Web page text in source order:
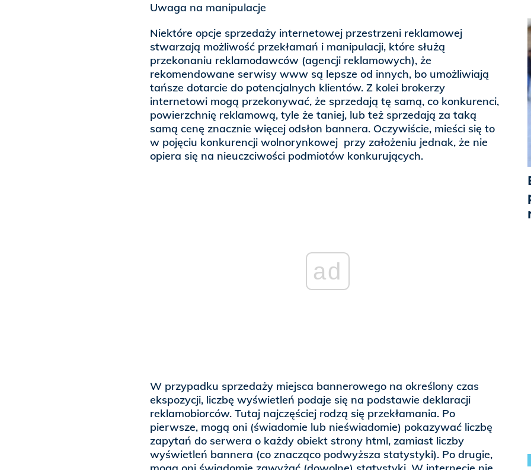
Uwaga na manipulacje
Niektóre opcje sprzedaży internetowej przestrzeni reklamowej
stwarzają możliwość przekłamań i manipulacji, które służą
przekonaniu reklamodawców (agencji reklamowych), że
rekomendowane serwisy www są lepsze od innych, bo umożliwiają
tańsze dotarcie do potencjalnych klientów. Z kolei brokerzy
internetowi mogą przekonywać, że sprzedają tę samą, co konkurenci,
powierzchnię reklamową, tyle że taniej, lub też sprzedają za taką
samą cenę znacznie więcej odsłon bannera. Oczywiście, mieści się to
w pojęciu konkurencji wolnorynkowej  przy założeniu jednak, że nie
opiera się na nieuczciwości podmiotów konkurujących.
ad
W przypadku sprzedaży miejsca bannerowego na określony czas
ekspozycji, liczbę wyświetleń podaje się na podstawie deklaracji
reklamobiorców. Tutaj najczęściej rodzą się przekłamania. Po
pierwsze, mogą oni (świadomie lub nieświadomie) pokazywać liczbę
zapytań do serwera o każdy obiekt strony html, zamiast liczby
wyświetleń bannera (co znacząco podwyższa statystyki). Po drugie,